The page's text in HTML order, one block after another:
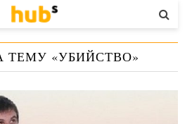
ТЕМУ «УБИЙСТВО»